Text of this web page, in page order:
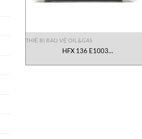
THIẾ BỊ BẢO VỆ OIL&GAS
HFX 136 E1003